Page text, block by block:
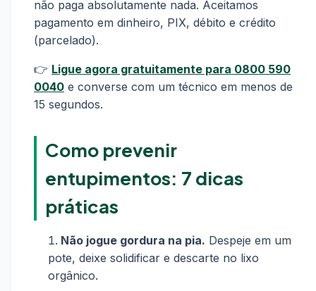
não paga absolutamente nada. Aceitamos
pagamento em dinheiro, PIX, débito e crédito
(parcelado).
👉 Ligue agora gratuitamente para 0800 590
0040 e converse com um técnico em menos de
15 segundos.
Como prevenir
entupimentos: 7 dicas
práticas
Não jogue gordura na pia. Despeje em um
pote, deixe solidificar e descarte no lixo
orgânico.